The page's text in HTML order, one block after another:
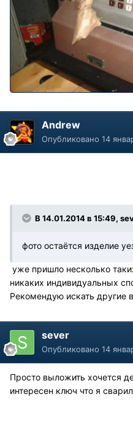
Andrew
Опубликовано 14
В 14.01.2014 в 15:49,
фото остаётся изделие
уже пришло несколько
никаких индивидуальных
Рекомендую искать другие
sever
Опубликовано 14
Просто выложить хочется
интересен ключ что я